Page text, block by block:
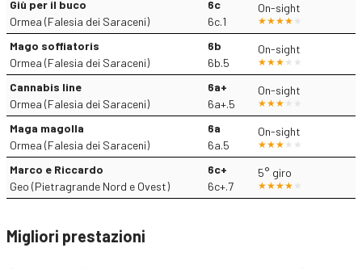
Giù per il buco
Ormea (Falesia dei Saraceni)
6c
6c.1
On-sight
Mago soffiatoris
Ormea (Falesia dei Saraceni)
6b
6b.5
On-sight
Cannabis line
Ormea (Falesia dei Saraceni)
6a+
6a+.5
On-sight
Maga magolla
Ormea (Falesia dei Saraceni)
6a
6a.5
On-sight
Marco e Riccardo
Geo (Pietragrande Nord e Ovest)
6c+
6c+.7
5° giro
Migliori prestazioni